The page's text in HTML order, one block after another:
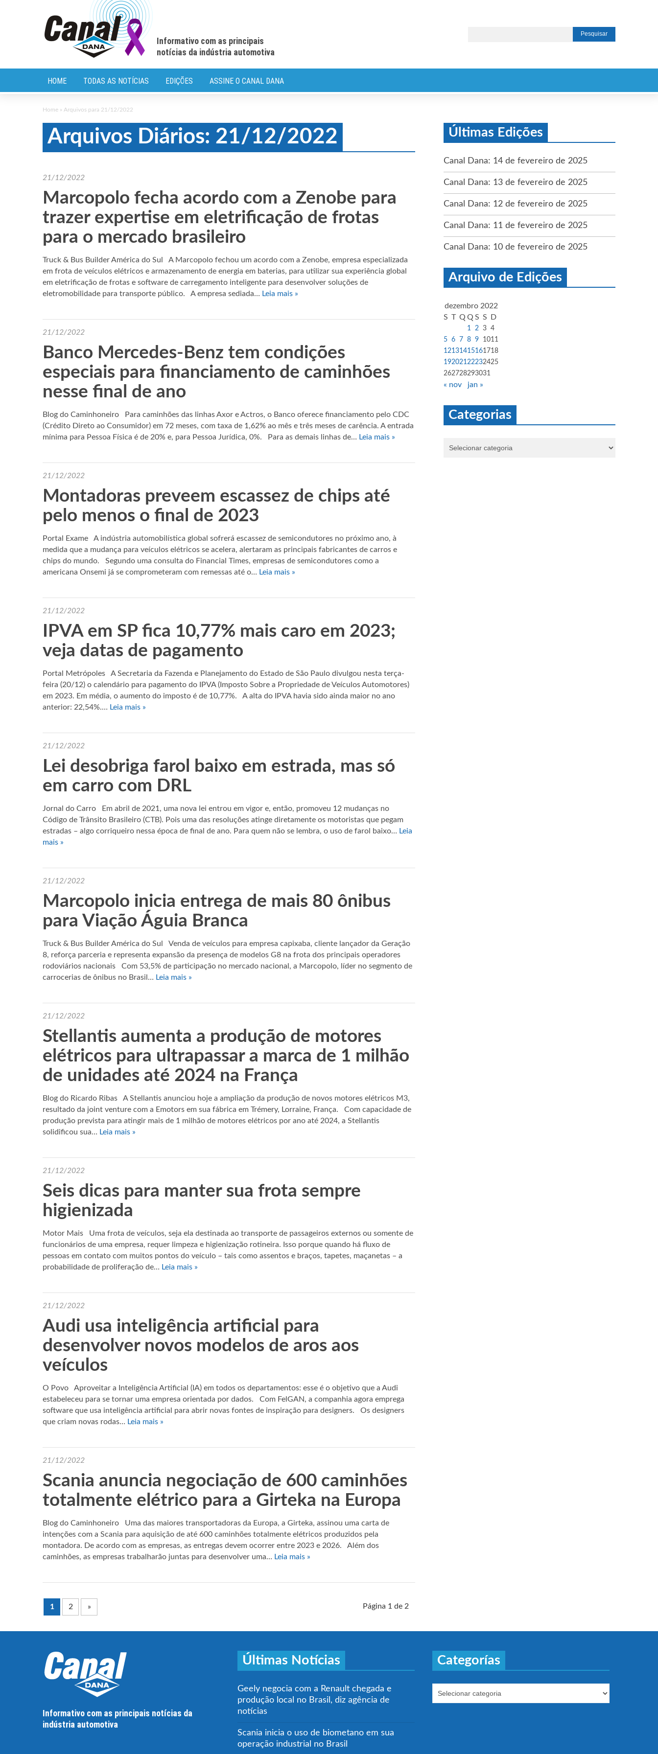
Informativo com as principais
notícias da indústria automotiva
HOME TODAS AS NOTÍCIAS EDIÇÕES ASSINE O CANAL DANA
Home » Arquivos para 21/12/2022
Arquivos Diários: 21/12/2022
21/12/2022
Marcopolo fecha acordo com a Zenobe para
trazer expertise em eletrificação de frotas
para o mercado brasileiro
Truck & Bus Builder América do Sul A Marcopolo fechou um acordo com a Zenobe, empresa especializada
em frota de veículos elétricos e armazenamento de energia em baterias, para utilizar sua experiência global
em eletrificação de frotas e software de carregamento inteligente para desenvolver soluções de
eletromobilidade para transporte público. A empresa sediada… Leia mais »
21/12/2022
Banco Mercedes-Benz tem condições
especiais para financiamento de caminhões
nesse final de ano
Blog do Caminhoneiro Para caminhões das linhas Axor e Actros, o Banco oferece financiamento pelo CDC
(Crédito Direto ao Consumidor) em 72 meses, com taxa de 1,62% ao mês e três meses de carência. A entrada
mínima para Pessoa Física é de 20% e, para Pessoa Jurídica, 0%. Para as demais linhas de… Leia mais »
21/12/2022
Montadoras preveem escassez de chips até
pelo menos o final de 2023
Portal Exame A indústria automobilística global sofrerá escassez de semicondutores no próximo ano, à
medida que a mudança para veículos elétricos se acelera, alertaram as principais fabricantes de carros e
chips do mundo. Segundo uma consulta do Financial Times, empresas de semicondutores como a
americana Onsemi já se comprometeram com remessas até o… Leia mais »
21/12/2022
IPVA em SP fica 10,77% mais caro em 2023;
veja datas de pagamento
Portal Metrópoles A Secretaria da Fazenda e Planejamento do Estado de São Paulo divulgou nesta terça-
feira (20/12) o calendário para pagamento do IPVA (Imposto Sobre a Propriedade de Veículos Automotores)
em 2023. Em média, o aumento do imposto é de 10,77%. A alta do IPVA havia sido ainda maior no ano
anterior: 22,54%.… Leia mais »
21/12/2022
Lei desobriga farol baixo em estrada, mas só
em carro com DRL
Jornal do Carro Em abril de 2021, uma nova lei entrou em vigor e, então, promoveu 12 mudanças no
Código de Trânsito Brasileiro (CTB). Pois uma das resoluções atinge diretamente os motoristas que pegam
estradas – algo corriqueiro nessa época de final de ano. Para quem não se lembra, o uso de farol baixo… Leia
mais »
21/12/2022
Marcopolo inicia entrega de mais 80 ônibus
para Viação Águia Branca
Truck & Bus Builder América do Sul Venda de veículos para empresa capixaba, cliente lançador da Geração
8, reforça parceria e representa expansão da presença de modelos G8 na frota dos principais operadores
rodoviários nacionais Com 53,5% de participação no mercado nacional, a Marcopolo, líder no segmento de
carrocerias de ônibus no Brasil… Leia mais »
21/12/2022
Stellantis aumenta a produção de motores
elétricos para ultrapassar a marca de 1 milhão
de unidades até 2024 na França
Blog do Ricardo Ribas A Stellantis anunciou hoje a ampliação da produção de novos motores elétricos M3,
resultado da joint venture com a Emotors em sua fábrica em Trémery, Lorraine, França. Com capacidade de
produção prevista para atingir mais de 1 milhão de motores elétricos por ano até 2024, a Stellantis
solidificou sua… Leia mais »
21/12/2022
Seis dicas para manter sua frota sempre
higienizada
Motor Mais Uma frota de veículos, seja ela destinada ao transporte de passageiros externos ou somente de
funcionários de uma empresa, requer limpeza e higienização rotineira. Isso porque quando há fluxo de
pessoas em contato com muitos pontos do veículo – tais como assentos e braços, tapetes, maçanetas – a
probabilidade de proliferação de… Leia mais »
21/12/2022
Audi usa inteligência artificial para
desenvolver novos modelos de aros aos
veículos
O Povo Aproveitar a Inteligência Artificial (IA) em todos os departamentos: esse é o objetivo que a Audi
estabeleceu para se tornar uma empresa orientada por dados. Com FelGAN, a companhia agora emprega
software que usa inteligência artificial para abrir novas fontes de inspiração para designers. Os designers
que criam novas rodas… Leia mais »
21/12/2022
Scania anuncia negociação de 600 caminhões
totalmente elétrico para a Girteka na Europa
Blog do Caminhoneiro Uma das maiores transportadoras da Europa, a Girteka, assinou uma carta de
intenções com a Scania para aquisição de até 600 caminhões totalmente elétricos produzidos pela
montadora. De acordo com as empresas, as entregas devem ocorrer entre 2023 e 2026. Além dos
caminhões, as empresas trabalharão juntas para desenvolver uma… Leia mais »
Página 1 de 2
1 2 »
Últimas Edições
Canal Dana: 14 de fevereiro de 2025
Canal Dana: 13 de fevereiro de 2025
Canal Dana: 12 de fevereiro de 2025
Canal Dana: 11 de fevereiro de 2025
Canal Dana: 10 de fevereiro de 2025
Arquivo de Edições
dezembro 2022
S T Q Q S S D
1 2 3 4
5 6 7 8 9 1011
12131415161718
19202122232425
262728293031
« nov jan »
Categorias
Informativo com as principais notícias da
indústria automotiva
Últimas Notícias
Geely negocia com a Renault chegada e
produção local no Brasil, diz agência de
notícias
Scania inicia o uso de biometano em sua
operação industrial no Brasil
Categorías